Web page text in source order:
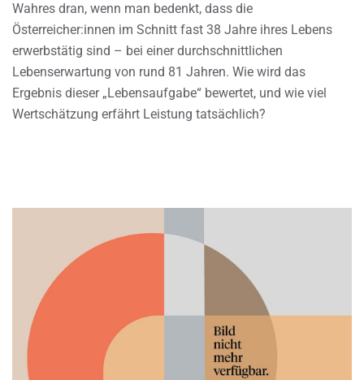
Wahres dran, wenn man bedenkt, dass die
Österreicher:innen im Schnitt fast 38 Jahre ihres Lebens
erwerbstätig sind – bei einer durchschnittlichen
Lebenserwartung von rund 81 Jahren. Wie wird das
Ergebnis dieser „Lebensaufgabe“ bewertet, und wie viel
Wertschätzung erfährt Leistung tatsächlich?